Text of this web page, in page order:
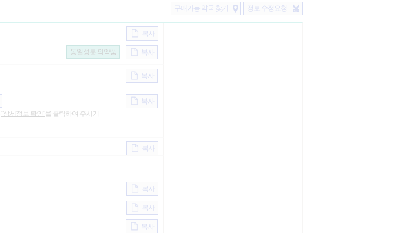
정보 수정요청
구매가능 약국 찾기
복사
복사
동일성분 의약품
복사
복사
"상세정보 확인"을 클릭하여 주시기
복사
복사
복사
복사